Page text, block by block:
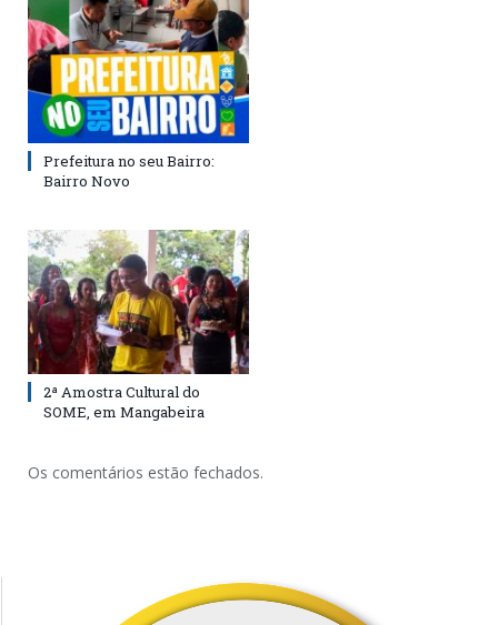
Prefeitura no seu Bairro:
Bairro Novo
2ª Amostra Cultural do
SOME, em Mangabeira
Os comentários estão fechados.